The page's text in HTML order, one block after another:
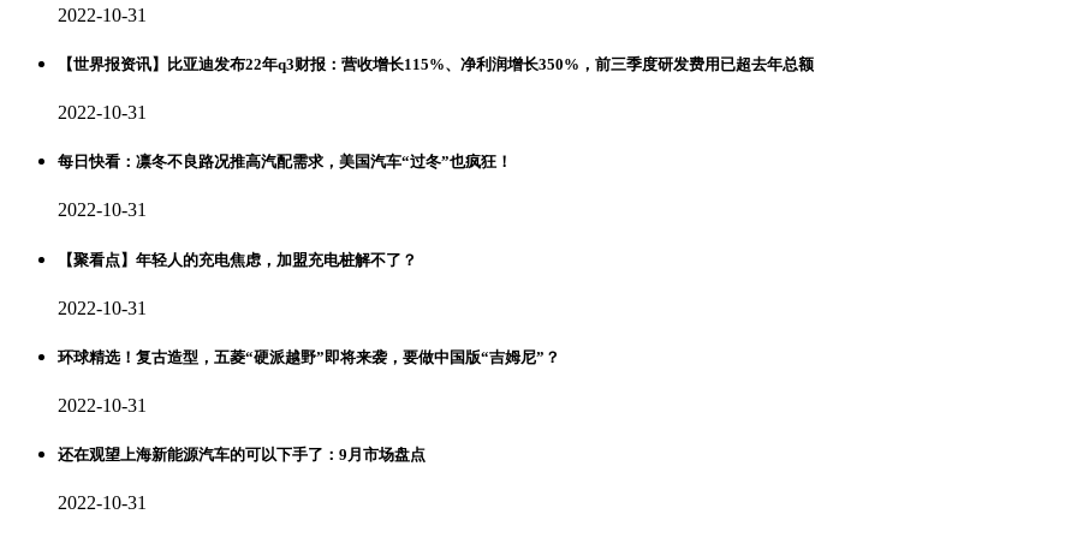
2022-10-31
【世界报资讯】比亚迪发布22年q3财报：营收增长115%、净利润增长350%，前三季度研发费用已超去年总额
2022-10-31
每日快看：凛冬不良路况推高汽配需求，美国汽车“过冬”也疯狂！
2022-10-31
【聚看点】年轻人的充电焦虑，加盟充电桩解不了？
2022-10-31
环球精选！复古造型，五菱“硬派越野”即将来袭，要做中国版“吉姆尼”？
2022-10-31
还在观望上海新能源汽车的可以下手了：9月市场盘点
2022-10-31